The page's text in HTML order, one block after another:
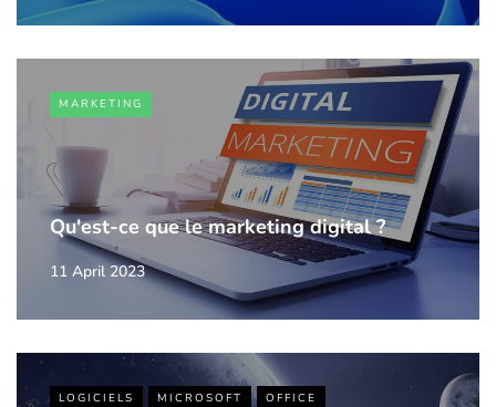
MARKETING
Qu'est-ce que le marketing digital ?
11 April 2023
LOGICIELS MICROSOFT OFFICE